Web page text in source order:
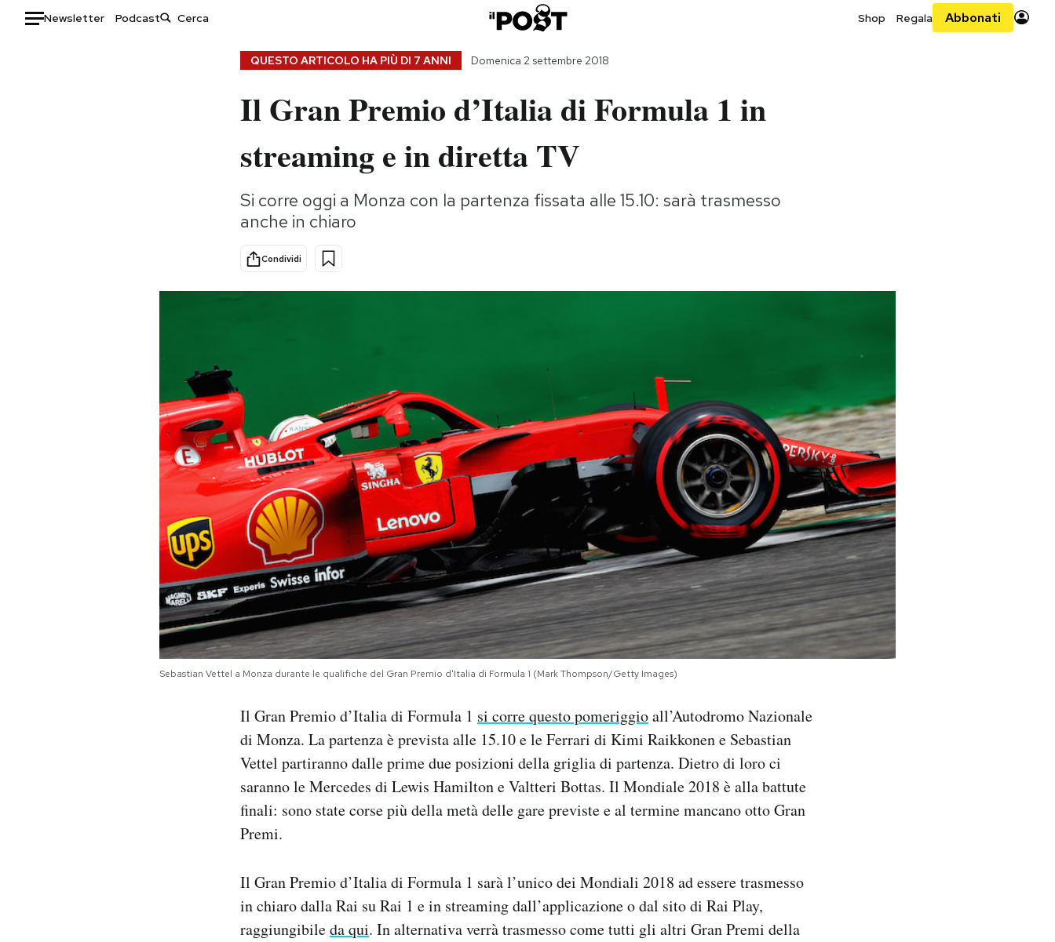
Newsletter Podcast Shop Regala Abbonati
Storie/Idee
Ok Boomer!
Altrecose
AREA PERSONALE
QUESTO ARTICOLO HA PIÙ DI 7 ANNI Domenica 2 settembre 2018
Il Gran Premio d’Italia di Formula 1 in
streaming e in diretta TV
Si corre oggi a Monza con la partenza fissata alle 15.10: sarà trasmesso
anche in chiaro
Condividi
Sebastian Vettel a Monza durante le qualifiche del Gran Premio d'Italia di Formula 1 (Mark Thompson/Getty Images)
Il Gran Premio d’Italia di Formula 1 si corre questo pomeriggioall’Autodromo Nazionale
di Monza. La partenza è prevista alle 15.10 e le Ferrari di Kimi Raikkonen e Sebastian
Vettel partiranno dalle prime due posizioni della griglia di partenza. Dietro di loro ci
saranno le Mercedes di Lewis Hamilton e Valtteri Bottas. Il Mondiale 2018 è alla battute
finali: sono state corse più della metà delle gare previste e al termine mancano otto Gran
Premi.
Il Gran Premio d’Italia di Formula 1 sarà l’unico dei Mondiali 2018 ad essere trasmesso
in chiaro dalla Rai su Rai 1 e in streaming dall’applicazione o dal sito di Rai Play,
raggiungibileda qui. In alternativa verrà trasmesso come tutti gli altri Gran Premi della